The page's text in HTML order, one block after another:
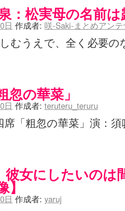
：松実母の名前は
日 作成者: 咲-Saki-まとめアン
むうえで、全く必要
忽の華菜」
日 作成者: teruteru_teruru
席「粗忽の華菜」演：
彼女にしたいの
】
日 作成者: yaruj